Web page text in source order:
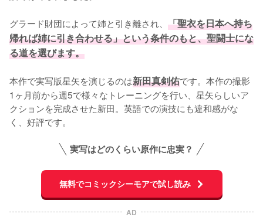
グラード財団によって姉と引き離され、 「聖衣を日本へ持ち
帰れば姉に引き合わせる」という条件のもと、聖闘士にな
る道を選びます。
本作で実写版星矢を演じるのは新田真剣佑です。本作の撮影
1ヶ月前から週5で様々なトレーニングを行い、星矢らしいア
クションを完成させた新田。英語での演技にも違和感がな
く、好評です。
実写はどのくらい原作に忠実？
無料でコミックシーモアで試し読み
AD